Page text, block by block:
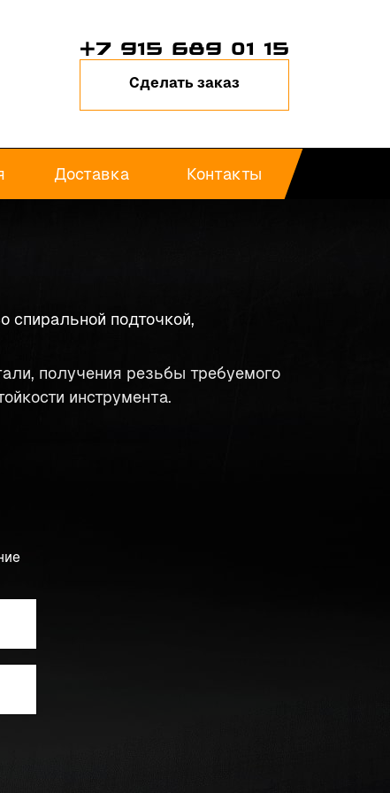
+7 915 689 01 15
Сделать заказ
Доставка Контакты
спиральной подточкой,
получения резьбы требуемого
инструмента.